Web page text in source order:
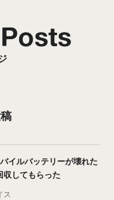
イルバッテリーが壊れた
してもらった
ス